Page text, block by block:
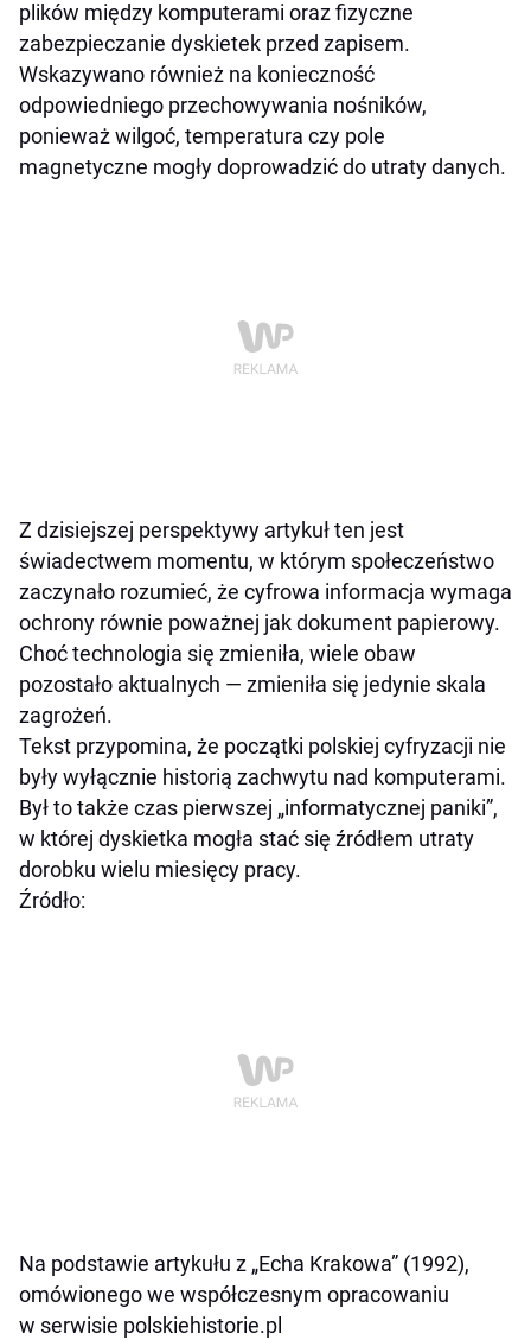
plików między komputerami oraz fizyczne
zabezpieczanie dyskietek przed zapisem.
Wskazywano również na konieczność
odpowiedniego przechowywania nośników,
ponieważ wilgoć, temperatura czy pole
magnetyczne mogły doprowadzić do utraty danych.
Z dzisiejszej perspektywy artykuł ten jest
świadectwem momentu, w którym społeczeństwo
zaczynało rozumieć, że cyfrowa informacja wymaga
ochrony równie poważnej jak dokument papierowy.
Choć technologia się zmieniła, wiele obaw
pozostało aktualnych — zmieniła się jedynie skala
zagrożeń.
Tekst przypomina, że początki polskiej cyfryzacji nie
były wyłącznie historią zachwytu nad komputerami.
Był to także czas pierwszej „informatycznej paniki”,
w której dyskietka mogła stać się źródłem utraty
dorobku wielu miesięcy pracy.
Źródło:
Na podstawie artykułu z „Echa Krakowa” (1992),
omówionego we współczesnym opracowaniu
w serwisie polskiehistorie.pl